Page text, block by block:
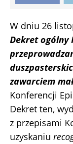
W dniu 26
Dekret ogólny
zawarciem
Konferencji
Dekret ten,
z przepisami
uzyskaniu